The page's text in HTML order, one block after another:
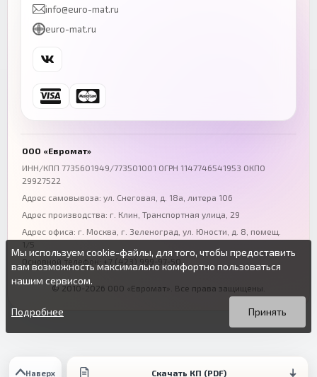
Наверх Скачать КП (PDF)
Челябинск
+7 (343) 300-99-67
Ростов-на-Дону
+7 (863) 333-50-75
Волгоград
+7 (844) 261-36-12
Омск
info@euro-mat.ru
euro-mat.ru
ООО «Евромат»
ИНН/КПП 7735601949/773501001 ОГРН 1147746541953 ОКПО
29927522
Адрес самовывоза: ул. Снеговая, д. 18а, литера 106
Адрес производства: г. Клин, Транспортная улица, 29
Адрес офиса: г. Москва, г. Зеленоград ул. Юности, д. 8, помещ.
1/5
Основной телефон:
+7 (423) 999-97-50
© 2010-2026 ООО «Евромат». Все права защищены.
Мы используем cookie-файлы, для того, чтобы предоставить
вам возможность максимально комфортно пользоваться
нашим сервисом.
Вы можете подробнее прочитать о cookie-файлах в открытых
источниках или изменить настройки своего браузера.
Продолжая пользоваться данным сайтом без изменения
настроек вы даете согласие на использование ваших cookie-
Принять
Подробнее